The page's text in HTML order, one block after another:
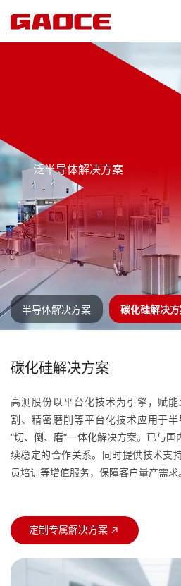
泛半导体解决方案
半导体解决方案 碳化硅解决
碳化硅解决方案
高测股份以平台化技术为引擎，赋
割、精密磨削等平台化技术应用于
“切、倒、磨“一体化解决方案。已与
续稳定的合作关系。同时提供技术支
员培训等增值服务，保障客户量产需求。
定制专属解决方案